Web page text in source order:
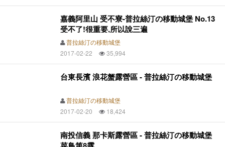
嘉義阿里山 受不寮-普拉絲汀の移動城堡 No.13
受不了!很重要,所以說三遍
普拉絲汀の移動城堡
2017-02-22
35,994
台東長濱 浪花蟹露營區 - 普拉絲汀の移動城堡
普拉絲汀の移動城堡
2017-02-20
18,424
南投信義 那卡斯露營區 - 普拉絲汀の移動城堡